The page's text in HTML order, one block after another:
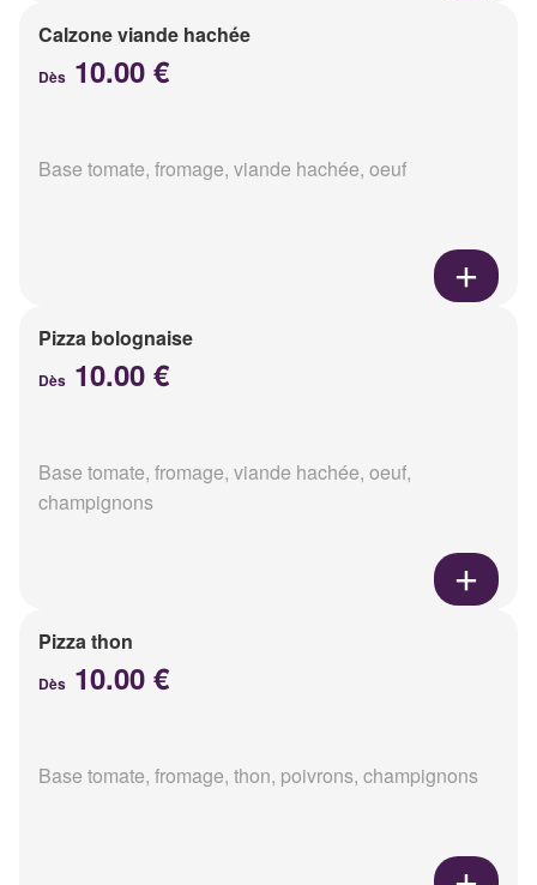
Calzone viande hachée
Dès 10.00 €
Base tomate, fromage, viande hachée, oeuf
Pizza bolognaise
Dès 10.00 €
Base tomate, fromage, viande hachée, oeuf,
champignons
Pizza thon
Dès 10.00 €
Base tomate, fromage, thon, poivrons, champignons